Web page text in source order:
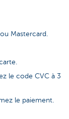
Mastercard.
le code CVC à 3
le paiement.